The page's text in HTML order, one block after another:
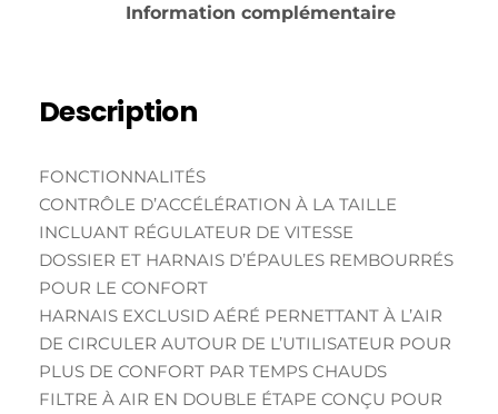
Information complémentaire
Description
FONCTIONNALITÉS
CONTRÔLE D’ACCÉLÉRATION À LA TAILLE
INCLUANT RÉGULATEUR DE VITESSE
DOSSIER ET HARNAIS D’ÉPAULES REMBOURRÉS
POUR LE CONFORT
HARNAIS EXCLUSID AÉRÉ PERNETTANT À L’AIR
DE CIRCULER AUTOUR DE L’UTILISATEUR POUR
PLUS DE CONFORT PAR TEMPS CHAUDS
FILTRE À AIR EN DOUBLE ÉTAPE CONÇU POUR